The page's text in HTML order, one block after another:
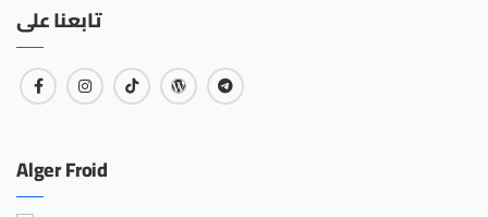
تابعنا على
Alger Froid